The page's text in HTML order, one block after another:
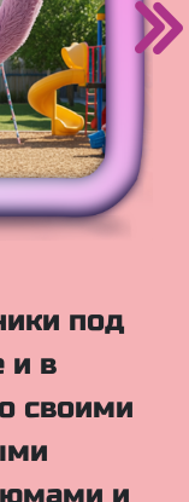
под
и в
своими